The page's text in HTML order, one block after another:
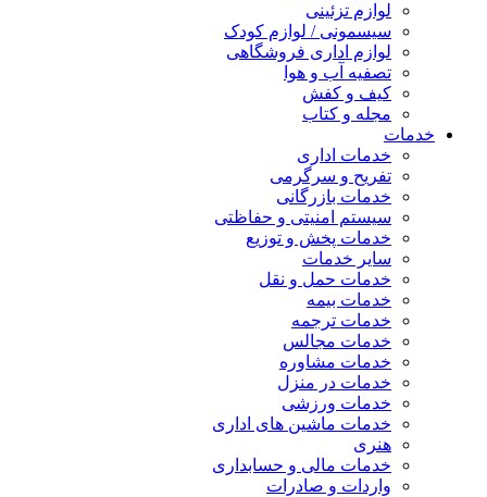
لوازم تزئینی
سیسمونی / لوازم کودک
لوازم اداری فروشگاهی
تصفیه آب و هوا
کیف و کفش
مجله و کتاب
خدمات
خدمات اداری
تفریح و سرگرمی
خدمات بازرگانی
سیستم امنیتی و حفاظتی
خدمات پخش و توزیع
سایر خدمات
خدمات حمل و نقل
خدمات بیمه
خدمات ترجمه
خدمات مجالس
خدمات مشاوره
خدمات در منزل
خدمات ورزشی
خدمات ماشین های اداری
هنری
خدمات مالی و حسابداری
واردات و صادرات